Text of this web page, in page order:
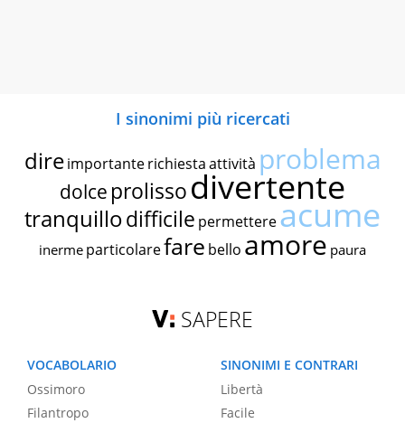
I sinonimi più ricercati
dire importante richiestaattività problema
dolce prolissodivertente
tranquillodifficile permettereacume
inerme particolarefare bello amore paura
SAPERE
VOCABOLARIO
Ossimoro
Filantropo
SINONIMI E CONTRARI
Libertà
Facile